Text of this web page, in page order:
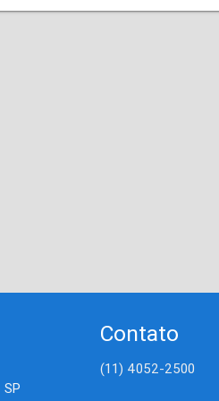
Contato
(11) 4052-2500